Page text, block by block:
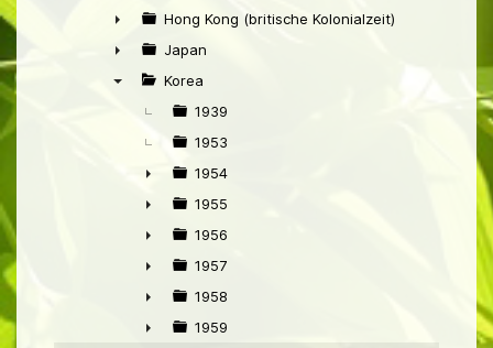
►
►
Hong Kong (britische Kolonialzeit)
►
Japan
Korea
1939
1953
►
1954
►
1955
►
1956
►
1957
►
1958
1959